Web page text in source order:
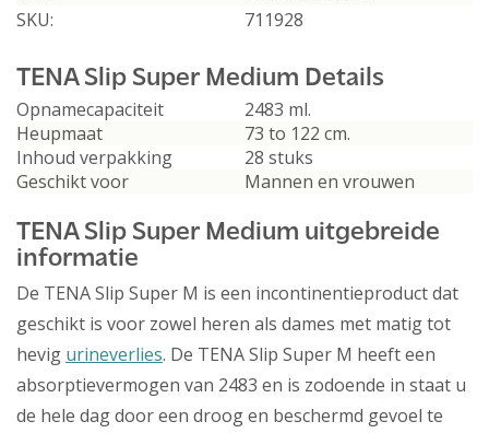
SKU:
711928
TENA Slip Super Medium Details
Opnamecapaciteit
2483 ml.
Heupmaat
73 to 122 cm.
Inhoud verpakking
28 stuks
Geschikt voor
Mannen en vrouwen
TENA Slip Super Medium uitgebreide
informatie
De TENA Slip Super M is een incontinentieproduct dat
geschikt is voor zowel heren als dames met matig tot
hevig urineverlies. De TENA Slip Super M heeft een
absorptievermogen van 2483 en is zodoende in staat u
de hele dag door een droog en beschermd gevoel te